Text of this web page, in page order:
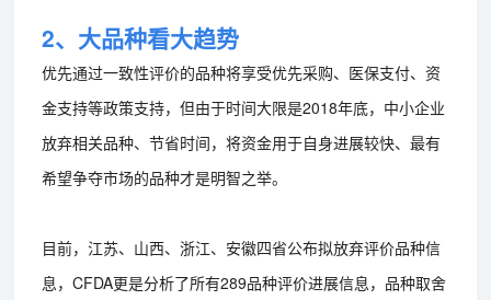
2、大品种看大趋势
优先通过一致性评价的品种将享受优先采购、医保支付、资
金支持等政策支持，但由于时间大限是2018年底，中小企业
放弃相关品种、节省时间，将资金用于自身进展较快、最有
希望争夺市场的品种才是明智之举。
目前，江苏、山西、浙江、安徽四省公布拟放弃评价品种信
息，CFDA更是分析了所有289品种评价进展信息，品种取舍